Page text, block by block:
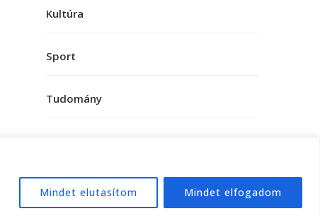
Mindet elutasítom Mindet elfogadom
Kultúra
Sport
Tudomány
WordPress.